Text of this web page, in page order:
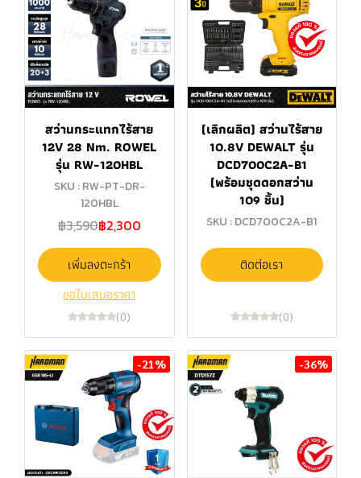
สว่านกระแทกไร้สาย
12V 28 Nm. ROWEL
รุ่น RW-120HBL
SKU : RW-PT-DR-
120HBL
฿3,590฿2,300
เพิ่มลงตะกร้า
ขอใบเสนอราคา
(0)
(เลิกผลิต) สว่านไร้สาย
10.8V DEWALT รุ่น
DCD700C2A-B1
(พร้อมชุดดอกสว่าน
109 ชิ้น)
SKU : DCD700C2A-B1
ติดต่อเรา
(0)
-21% -36%